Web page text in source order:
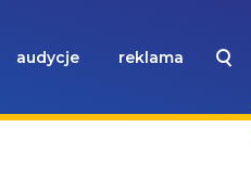
audycje reklama